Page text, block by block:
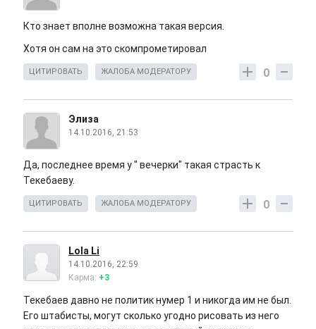
Кто знает вполне возможна такая версия.
Хотя он сам на это скомпрометировал
0
ЦИТИРОВАТЬ ЖАЛОБА МОДЕРАТОРУ
Элиза
14.10.2016, 21:53
Да, последнее время у " вечерки" такая страсть к
Текебаеву.
0
ЦИТИРОВАТЬ ЖАЛОБА МОДЕРАТОРУ
Lola Li
14.10.2016, 22:59
Карма: +3
Текебаев давно не политик нумер 1 и никогда им не был.
Его штабисты, могут сколько угодно рисовать из него